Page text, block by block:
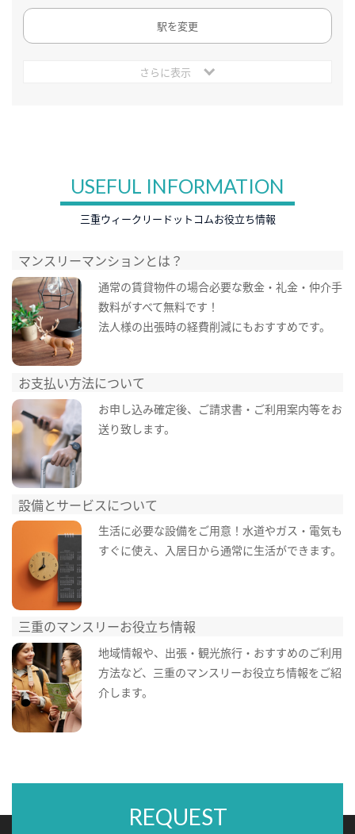
駅を変更
さらに表示
USEFUL INFORMATION
三重ウィークリードットコムお役立ち情報
マンスリーマンションとは？
通常の賃貸物件の場合必要な敷金・礼金・仲介手
数料がすべて無料です！
法人様の出張時の経費削減にもおすすめです。
お支払い方法について
お申し込み確定後、ご請求書・ご利用案内等をお
送り致します。
設備とサービスについて
生活に必要な設備をご用意！水道やガス・電気も
すぐに使え、入居日から通常に生活ができます。
三重のマンスリーお役立ち情報
地域情報や、出張・観光旅行・おすすめのご利用
方法など、三重のマンスリーお役立ち情報をご紹
介します。
REQUEST